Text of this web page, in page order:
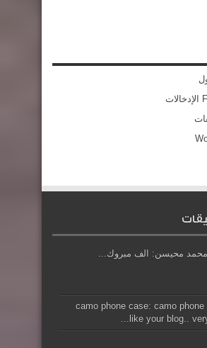
محمد محيسن: الف مبروك...
camo phone case: camo
like your blog..